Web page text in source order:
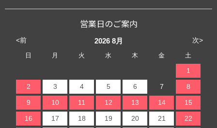
営業日のご案内
<前 次>
2026 8月
日 月 火 水 木 金 土
1
2 3 4 5 6 7 8
9 10 11 12 13 14 15
16 17 18 19 20 21 22